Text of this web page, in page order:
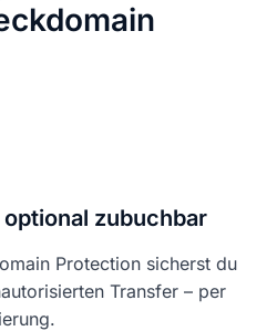
zubuchbar
Protection sicherst du
Transfer – per